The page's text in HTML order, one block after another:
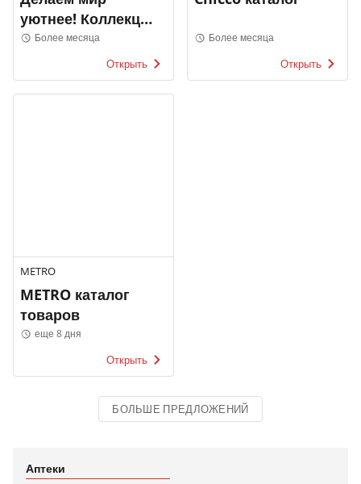
уютнее! Коллекция
2022Более месяца
Открыть
Более месяца
Открыть
METRO
METRO каталог
товаров
еще 8 дня
Открыть
БОЛЬШЕ ПРЕДЛОЖЕНИЙ
Аптеки